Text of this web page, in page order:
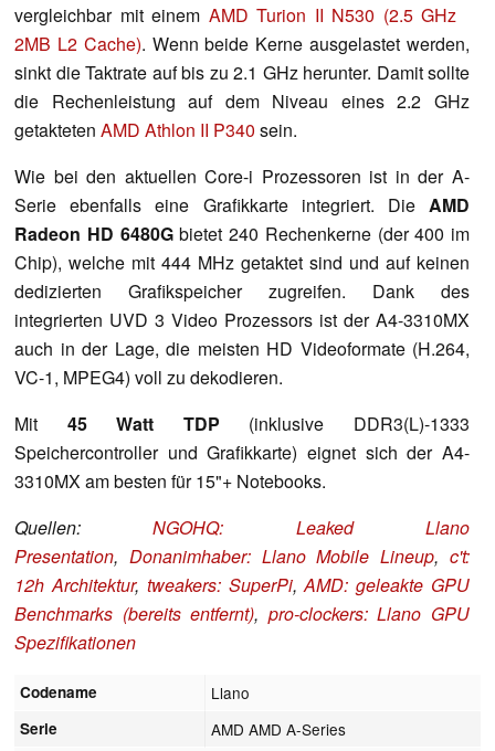
vergleichbar mit einem AMD Turion II N530 (2.5 GHz
2MB L2 Cache). Wenn beide Kerne ausgelastet werden,
sinkt die Taktrate auf bis zu 2.1 GHz herunter. Damit sollte
die Rechenleistung auf dem Niveau eines 2.2 GHz
getakteten AMD Athlon II P340 sein.
Wie bei den aktuellen Core-i Prozessoren ist in der A-
Serie ebenfalls eine Grafikkarte integriert. Die AMD
Radeon HD 6480Gbietet 240 Rechenkerne (der 400 im
Chip), welche mit 444 MHz getaktet sind und auf keinen
dedizierten Grafikspeicher zugreifen. Dank des
integrierten UVD 3 Video Prozessors ist der A4-3310MX
auch in der Lage, die meisten HD Videoformate (H.264,
VC-1, MPEG4) voll zu dekodieren.
Mit 45 Watt TDP (inklusive DDR3(L)-1333
Speichercontroller und Grafikkarte) eignet sich der A4-
3310MX am besten für 15"+ Notebooks.
Quellen:NGOHQ: Leaked Llano
Presentation, Donanimhaber: Llano Mobile Lineup,c't:
12h Architektur, tweakers: SuperPi,AMD: geleakte GPU
Benchmarks (bereits entfernt), pro-clockers: Llano GPU
Spezifikationen
Codename Llano
Serie AMD AMD A-Series